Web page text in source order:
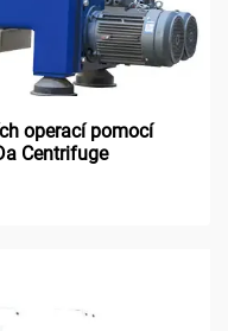
operací pomocí
Centrifuge